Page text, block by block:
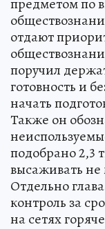
отдают
поручил
готовность и
начать
Также он
подобрано 2,3
высаживать не
Отдельно
контроль за
на сетях